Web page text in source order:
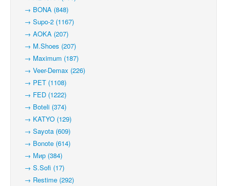
→ BONA (848)
→ Supo-2 (1167)
→ AOKA (207)
→ M.Shoes (207)
→ Maximum (187)
→ Veer-Demax (226)
→ PET (1108)
→ FED (1222)
→ Boteli (374)
→ KATYO (129)
→ Sayota (609)
→ Bonote (614)
→ Мир (384)
→ S.Sofi (17)
→ Restime (292)